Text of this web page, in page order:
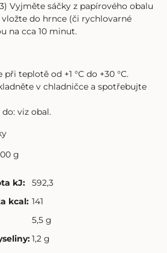
Vyjměte sáčky z papírového obalu
vložte do hrnce (či rychlovarné
na cca 10 minut.
při teplotě od +1 °C do +30 °C.
v chladničce a spotřebujte
viz obal.
g
kJ:
592,3
kcal: 141
5,5 g
:1,2 g